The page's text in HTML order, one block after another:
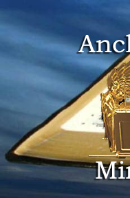
content